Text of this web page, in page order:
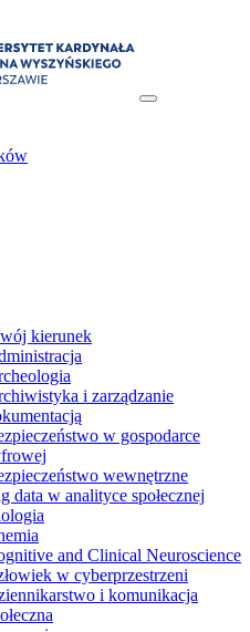
kierunek
i zarządzanie
w gospodarce
wewnętrzne
data w analityce społecznej
and Clinical Neuroscience
w cyberprzestrzeni
i komunikacja